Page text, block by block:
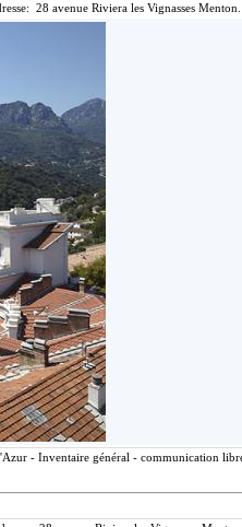
28 avenue Riviera les Vignasses
- Inventaire général - communication